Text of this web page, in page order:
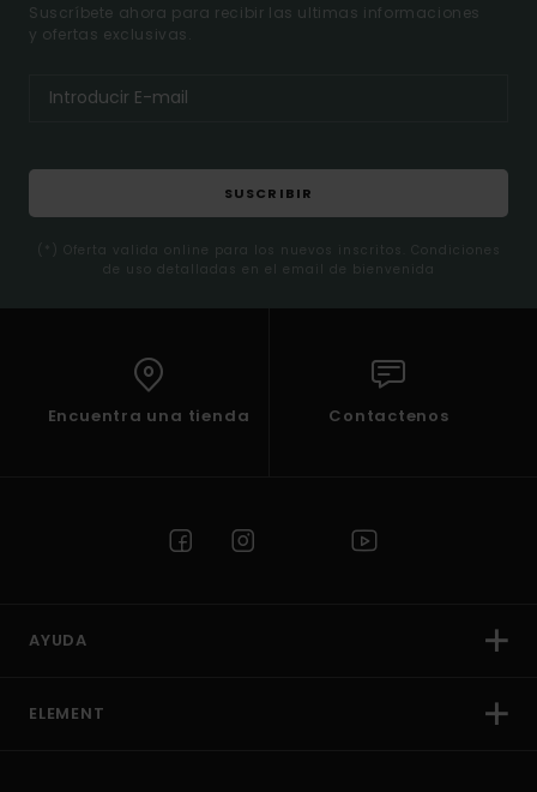
Suscríbete ahora para recibir las ultimas informaciones
y ofertas exclusivas.
SUSCRIBIR
(*) Oferta valida online para los nuevos inscritos. Condiciones
de uso detalladas en el email de bienvenida
Encuentra una tienda Contactenos
AYUDA
ELEMENT